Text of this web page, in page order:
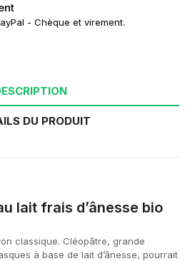
- Chèque et virement.
DU PRODUIT
lait frais d’ânesse bio
classique. Cléopâtre, grande
à base de lait d’ânesse, pourrait